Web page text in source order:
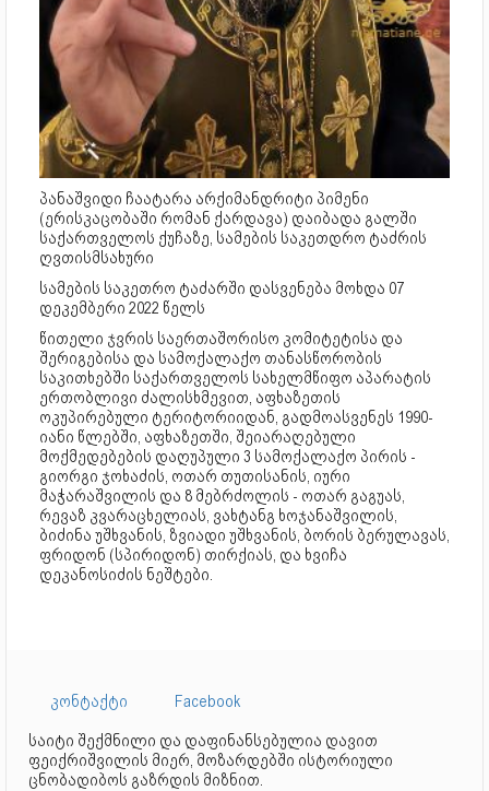
პანაშვიდი ჩაატარა არქიმანდრიტი პიმენი
(ერისკაცობაში რომან ქარდავა) დაიბადა გალში
საქართველოს ქუჩაზე, სამების საკეთდრო ტაძრის
ღვთისმსახური
სამების საკეთრო ტაძარში დასვენება მოხდა 07
დეკემბერი 2022 წელს
წითელი ჯვრის საერთაშორისო კომიტეტისა და
შერიგებისა და სამოქალაქო თანასწორობის
საკითხებში საქართველოს სახელმწიფო აპარატის
ერთობლივი ძალისხმევით, აფხაზეთის
ოკუპირებული ტერიტორიიდან, გადმოასვენეს 1990-
იანი წლებში, აფხაზეთში, შეიარაღებული
მოქმედებების დაღუპული 3 სამოქალაქო პირის -
გიორგი ჯოხაძის, ოთარ თუთისანის, იური
მაჭარაშვილის და 8 მებრძოლის - ოთარ გაგუას,
რევაზ კვარაცხელიას, ვახტანგ ხოჯანაშვილის,
ბიძინა უშხვანის, ზვიადი უშხვანის, ბორის ბერულავას,
ფრიდონ (სპირიდონ) თირქიას, და ხვიჩა
დეკანოსიძის ნეშტები.
კონტაქტი
Facebook
საიტი შექმნილი და დაფინანსებულია დავით
ფეიქრიშვილის მიერ, მოზარდებში ისტორიული
ცნობადიბოს გაზრდის მიზნით.